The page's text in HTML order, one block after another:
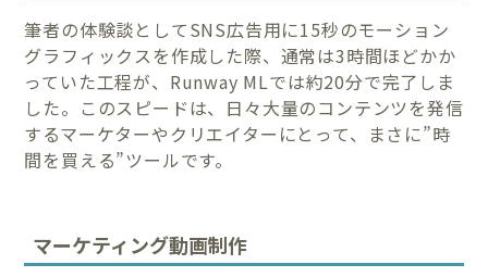
筆者の体験談としてSNS広告用に15秒のモーション
グラフィックスを作成した際、通常は3時間ほどかか
っていた工程が、Runway MLでは約20分で完了しま
した。このスピードは、日々大量のコンテンツを発信
するマーケターやクリエイターにとって、まさに”時
間を買える”ツールです。
マーケティング動画制作